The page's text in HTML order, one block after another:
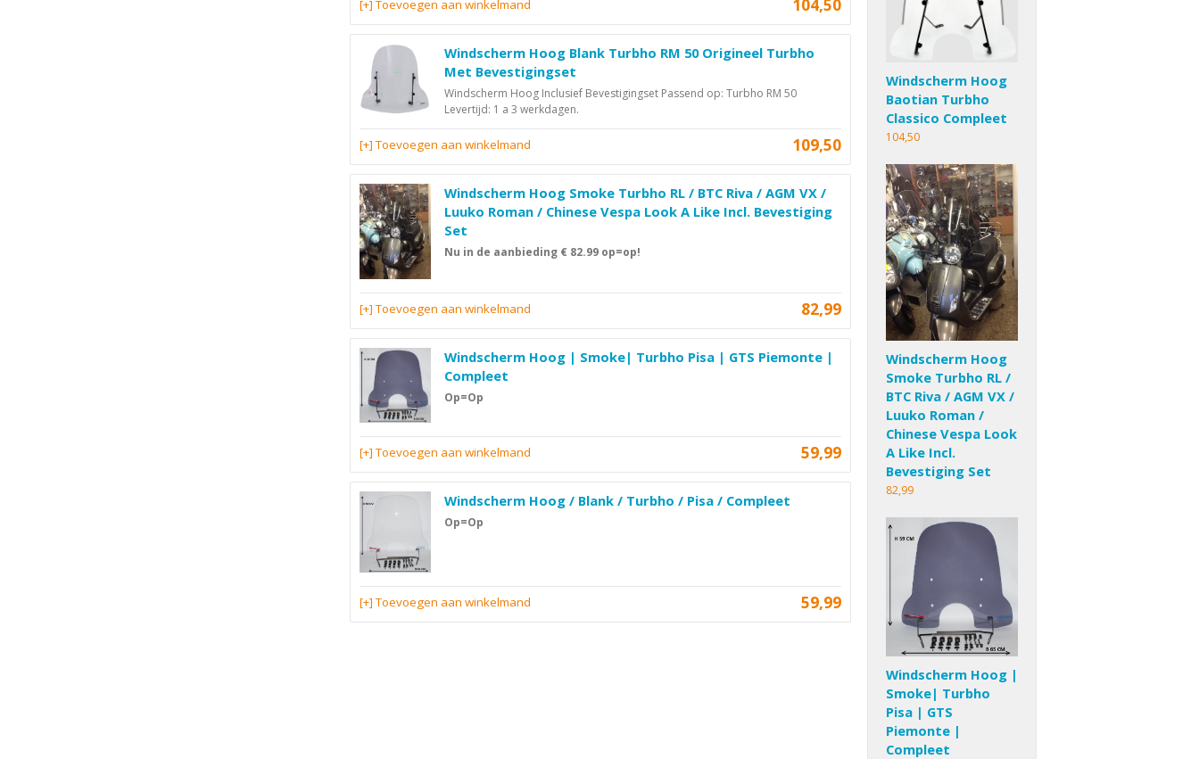
104,50
[+] Toevoegen aan winkelmand
Windscherm Hoog Blank Turbho RM 50 Origineel Turbho
Met Bevestigingset
Windscherm Hoog Inclusief Bevestigingset Passend op: Turbho RM 50
Levertijd: 1 a 3 werkdagen.
109,50
[+] Toevoegen aan winkelmand
Windscherm Hoog Smoke Turbho RL / BTC Riva / AGM VX /
Luuko Roman / Chinese Vespa Look A Like Incl. Bevestiging
Set
Nu in de aanbieding € 82.99 op=op!
82,99
[+] Toevoegen aan winkelmand
Windscherm Hoog | Smoke| Turbho Pisa | GTS Piemonte |
Compleet
Op=Op
59,99
[+] Toevoegen aan winkelmand
Windscherm Hoog / Blank / Turbho / Pisa / Compleet
Op=Op
59,99
[+] Toevoegen aan winkelmand
Windscherm Hoog
Baotian Turbho
Classico Compleet
104,50
Windscherm Hoog
Smoke Turbho RL /
BTC Riva / AGM VX /
Luuko Roman /
Chinese Vespa Look
A Like Incl.
Bevestiging Set
82,99
Windscherm Hoog |
Smoke| Turbho
Pisa | GTS
Piemonte |
Compleet